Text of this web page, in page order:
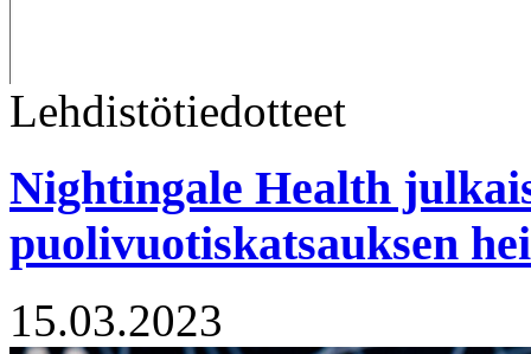
Lehdistötiedotteet
Nightingale Health
puolivuotiskatsauksen
15.03.2023